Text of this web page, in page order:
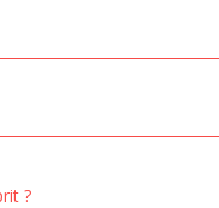
?